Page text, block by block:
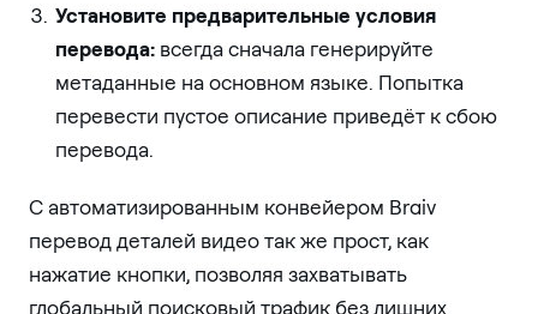
Установите предварительные условия
перевода: всегда сначала генерируйте
метаданные на основном языке. Попытка
перевести пустое описание приведёт к сбою
перевода.
С автоматизированным конвейером Braiv
перевод деталей видео так же прост, как
нажатие кнопки, позволяя захватывать
глобальный поисковый трафик без лишних